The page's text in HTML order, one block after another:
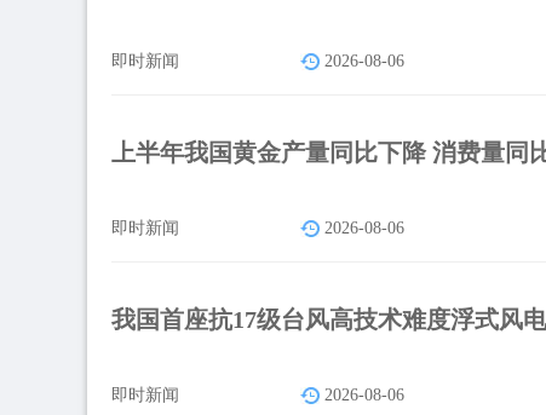
即时新闻 2026-08-06
上半年我国黄金产量同比下降 消费量同
即时新闻 2026-08-06
我国首座抗17级台风高技术难度浮式风
即时新闻 2026-08-06